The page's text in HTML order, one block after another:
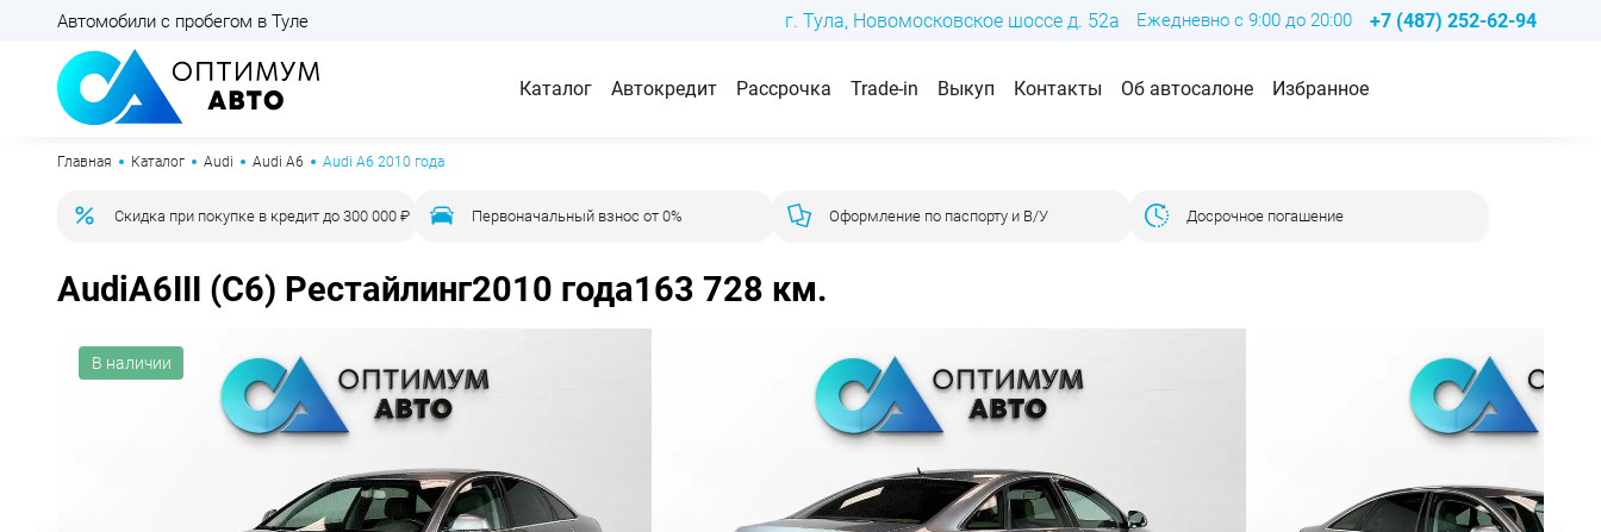
Автомобили с пробегом в Туле г. Тула, Новомосковское шоссе д. 52а Ежедневно с 9:00 до 20:00 +7 (487) 252-62-94
Каталог Автокредит Рассрочка Trade-in Выкуп Контакты Об автосалоне Избранное
Главная Каталог Audi Audi A6 Audi A6 2010 года
Скидка при покупке в кредит до 300 000 ₽ Первоначальный взнос от 0% Оформление по паспорту и В/У Досрочное погашение
AudiA6III (C6) Рестайлинг2010 года163 728 км.
В наличии